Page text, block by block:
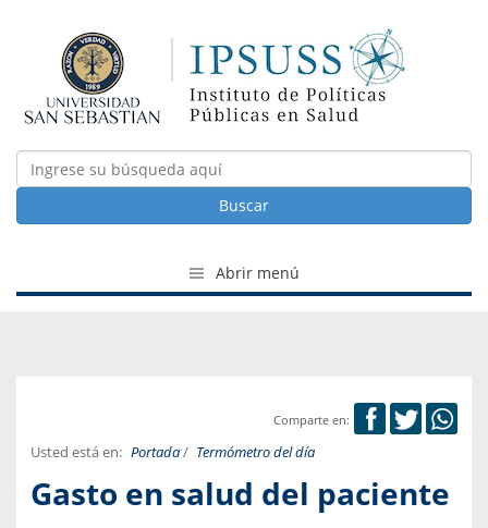
Buscar
Abrir menú
Comparte en:
Usted está en: Portada/ Termómetro del día
Gasto en salud del paciente